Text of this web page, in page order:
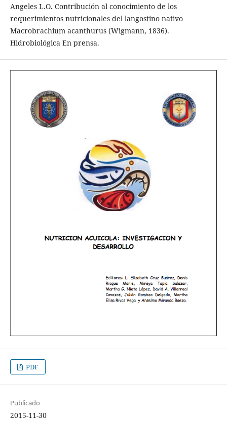
Angeles L.O. Contribución al conocimiento de los
requerimientos nutricionales del langostino nativo
Macrobrachium acanthurus (Wigmann, 1836).
Hidrobiológica En prensa.
PDF
Publicado
2015-11-30